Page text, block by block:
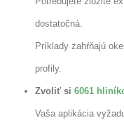
dostatočná.
Príklady zahŕňajú
profily.
Zvoliť si 6061
Vaša aplikácia